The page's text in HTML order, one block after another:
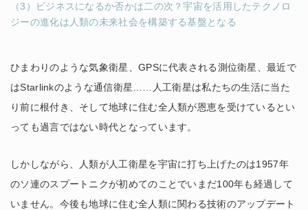
ひまわりのような気象衛星、GPSに代表される測位衛星、最近で
はStarlinkのような通信衛星……人工衛星は私たちの生活に当た
り前に根付き、そして地球に住む全人類が恩恵を受けているとい
っても過言ではない時代となっています。
しかしながら、人類が人工衛星を宇宙に打ち上げたのは1957年
のソ連のスプートニクが初めてのことでいまだ100年も経過して
いません。今後も地球に住む全人類に関わる技術のアップデート
（3）ビジネスになるか否かは二の次？宇宙を活用したテクノロ
ジーの進化は人類の未来社会を構築する基盤となる